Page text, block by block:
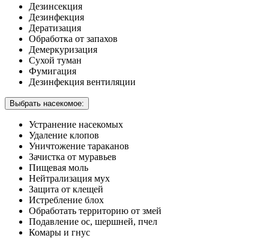
Дезинсекция
Дезинфекция
Дератизация
Обработка от запахов
Демеркуризация
Сухой туман
Фумигация
Дезинфекция вентиляции
Выбрать насекомое:
Устранение насекомых
Удаление клопов
Уничтожение тараканов
Зачистка от муравьев
Пищевая моль
Нейтрализация мух
Защита от клещей
Истребление блох
Обработать территорию от змей
Подавление ос, шершней, пчел
Комары и гнус